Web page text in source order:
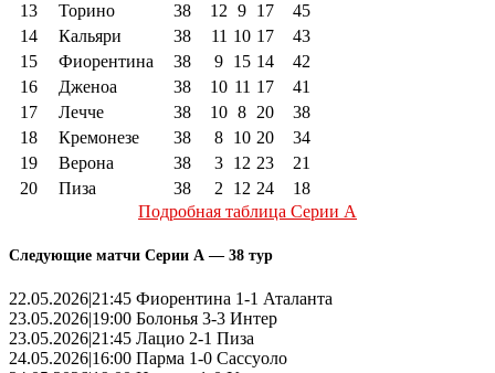
13
Торино 38 12 9 17
45
14
Кальяри 38 11 10 17
43
15
Фиорентина 38 9 15 14
42
16
Дженоа 38 10 11 17
41
17
Лечче 38 10 8 20
38
18
Кремонезе 38 8 10 20
34
19
Верона 38 3 12 23
21
20
Пиза 38 2 12 24
18
Подробная таблица Серии А
Следующие матчи Серии А — 38 тур
22.05.2026|21:45 Фиорентина 1-1 Аталанта
23.05.2026|19:00 Болонья 3-3 Интер
23.05.2026|21:45 Лацио 2-1 Пиза
24.05.2026|16:00 Парма 1-0 Сассуоло